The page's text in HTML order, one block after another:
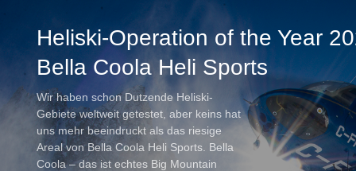
Heliski-Operation of the Year
Bella Coola Heli Sports
Wir haben schon Dutzende Heliski-
Gebiete weltweit getestet, aber keins hat
uns mehr beeindruckt als das riesige
Areal von Bella Coola Heli Sports. Bella
Coola – das ist echtes Big Mountain